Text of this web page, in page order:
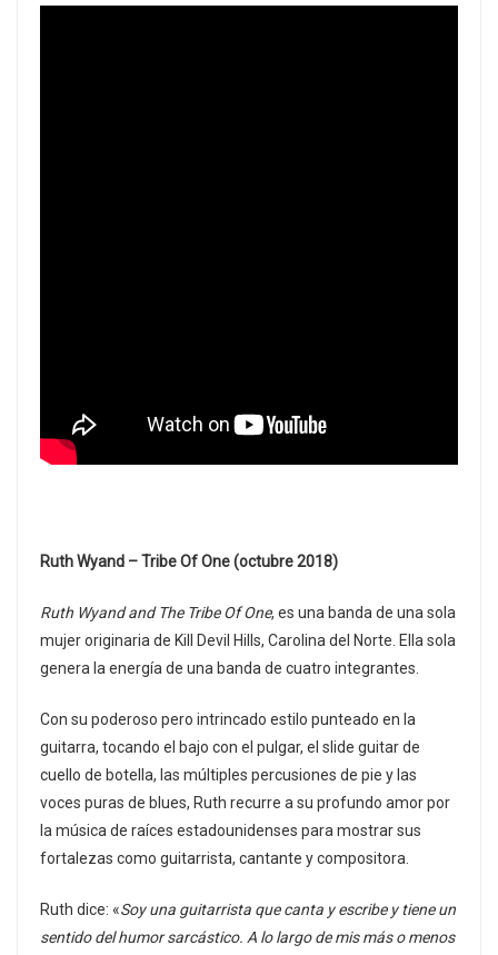
Ruth Wyand – Tribe Of One (octubre 2018)
Ruth Wyand and The Tribe Of One, es una banda de una sola
mujer originaria de Kill Devil Hills, Carolina del Norte. Ella sola
genera la energía de una banda de cuatro integrantes.
Con su poderoso pero intrincado estilo punteado en la
guitarra, tocando el bajo con el pulgar, el slide guitar de
cuello de botella, las múltiples percusiones de pie y las
voces puras de blues, Ruth recurre a su profundo amor por
la música de raíces estadounidenses para mostrar sus
fortalezas como guitarrista, cantante y compositora.
Ruth dice: «Soy una guitarrista que canta y escribe y tiene un
sentido del humor sarcástico. A lo largo de mis más o menos